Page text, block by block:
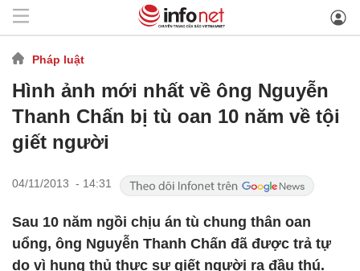
Pháp luật
Hình ảnh mới nhất về ông Nguyễn
Thanh Chấn bị tù oan 10 năm về tội
giết người
04/11/2013 - 14:31
Sau 10 năm ngồi chịu án tù chung thân oan
uổng, ông Nguyễn Thanh Chấn đã được trả tự
do vì hung thủ thực sự giết người ra đầu thú.